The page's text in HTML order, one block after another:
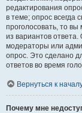
редактирования
в теме; опрос всегда
проголосовать, то
из вариантов ответа.
модераторы или
опрос. Это сделано
ответов во время
Вернуться к
Почему мне